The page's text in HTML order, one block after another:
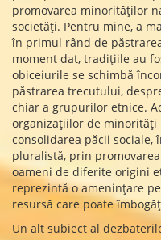
promovarea minorităților
societăți. Pentru mine, a
în primul rând de
moment dat, tradițiile au
obiceiurile se schimbă
păstrarea trecutului,
chiar a grupurilor etnice.
organizațiilor de minorități
consolidarea păcii sociale,
pluralistă, prin
oameni de diferite origini
reprezintă o amenințare
resursă care poate
Un alt subiect al